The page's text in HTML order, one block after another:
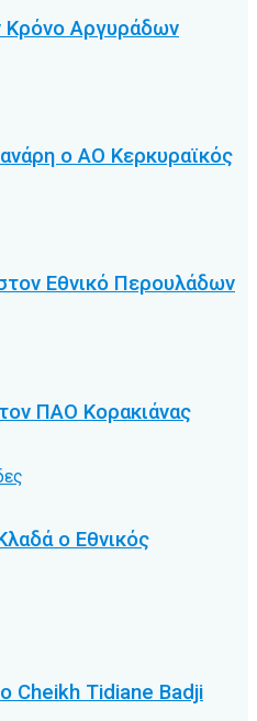
Κρόνο Αργυράδων
ο ΑΟ Κερκυραϊκός
Εθνικό Περουλάδων
ΠΑΟ Κορακιάνας
ο Εθνικός
Cheikh Tidiane Badji